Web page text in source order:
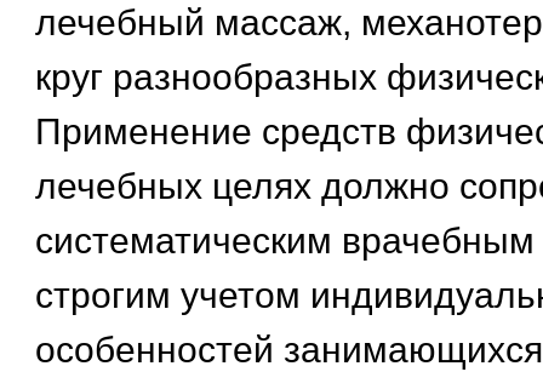
лечебный массаж,
круг разнообразных
Применение средств
лечебных целях должно
систематическим
строгим учетом
особенностей